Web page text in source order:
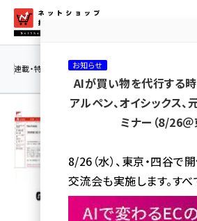
ン
ネットショップ担当
amazon (2259)
yahoo (1908)
楽天 (1877)
連載・特集 | 海外
お知らせ
AIが買い物を代行する時
アルペン、オイシックス
ミナー（8/26＠
8/26（水）、東京・四谷で
交流会も実施します。す